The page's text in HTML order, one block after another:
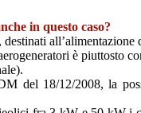
in questo caso?
all’alimentazione
è piuttosto
del 18/12/2008, la